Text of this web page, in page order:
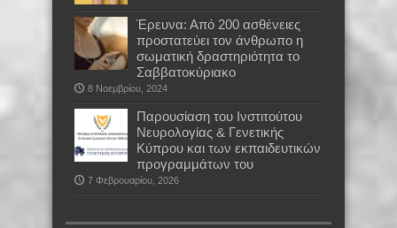
Έρευνα: Από 200 ασθένειες
προστατεύει τον άνθρωπο η
σωματική δραστηριότητα το
Σαββατοκύριακο
8 Νοεμβρίου, 2024
Παρουσίαση του Ινστιτούτου
Νευρολογίας & Γενετικής
Κύπρου και των εκπαιδευτικών
προγραμμάτων του
7 Φεβρουαρίου, 2026